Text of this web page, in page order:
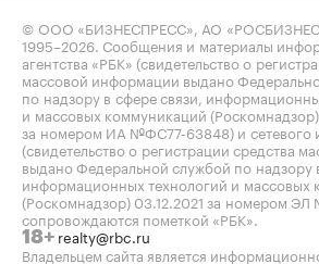
© ООО «БИЗНЕСПРЕСС», АО
1995–2026 . Сообщения и материалы
агентства «РБК» (свидетельство о
массовой информации выдано
по надзору в сфере связи,
и массовых коммуникаций (Роскомнадзор)
за номером ИА №ФС77-63848) и сетевого
(свидетельство о регистрации средства
выдано Федеральной службой по надзору
информационных технологий и массовых
(Роскомнадзор) 03.12.2021 за номером
сопровождаются пометкой «РБК».
18+ realty@rbc.ru
Владельцем сайта является